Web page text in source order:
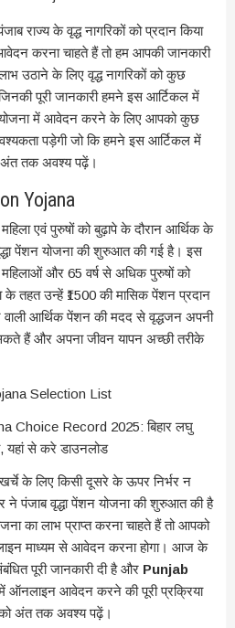
राज्य के वृद्ध नागरिकों को प्रदान किया
करना चाहते हैं तो हम आपकी जानकारी
उठाने के लिए वृद्ध नागरिकों को कुछ
पूरी जानकारी हमने इस आर्टिकल में
में आवेदन करने के लिए आपको कुछ
पड़ेगी जो कि हमने इस आर्टिकल में
अंत तक अवश्य पढ़ें।
Yojana
महिला एवं पुरुषों को बुढ़ापे के दौरान आर्थिक के
पेंशन योजना की शुरुआत की गई है। इस
और 65 वर्ष से अधिक पुरुषों को
के तहत उन्हें ₹1500 की मासिक पेंशन प्रदान
आर्थिक पेंशन की मदद से वृद्धजन अपनी
हैं और अपना जीवन यापन अच्छी तरीके
Choice Record 2025: बिहार लघु
यहां से करे डाउनलोड
के लिए किसी दूसरे के ऊपर निर्भर न
ने पंजाब वृद्धा पेंशन योजना की शुरुआत की है
का लाभ प्राप्त करना चाहते हैं तो आपको
माध्यम से आवेदन करना होगा। आज के
पूरी जानकारी दी है और Punjab
ऑनलाइन आवेदन करने की पूरी प्रक्रिया
को अंत तक अवश्य पढ़ें।